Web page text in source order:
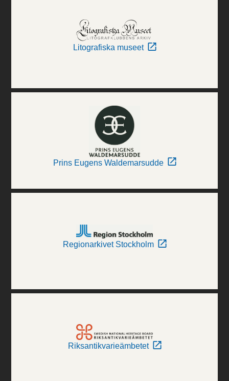
Litografiska museet
Prins Eugens Waldemarsudde
Regionarkivet Stockholm
Riksantikvarieämbetet